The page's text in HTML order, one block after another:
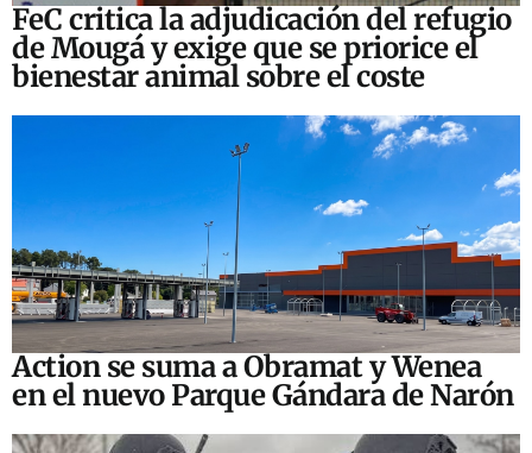
FeC critica la adjudicación del refugio
de Mougá y exige que se priorice el
bienestar animal sobre el coste
Action se suma a Obramat y Wenea
en el nuevo Parque Gándara de Narón